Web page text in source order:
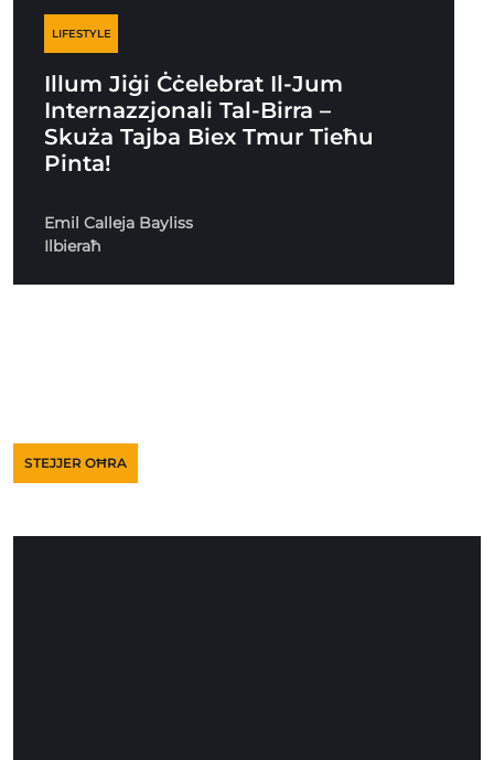
LIFESTYLE
Illum Jiġi Ċċelebrat Il-Jum
Internazzjonali Tal-Birra –
Skuża Tajba Biex Tmur Tieħu
Pinta!
Emil Calleja Bayliss
Ilbieraħ
STEJJER OĦRA